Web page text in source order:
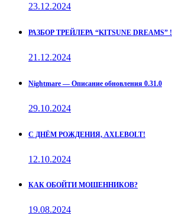
23.12.2024
РАЗБОР ТРЕЙЛЕРА “KITSUNE DREAMS” !
21.12.2024
Nightmare — Описание обновления 0.31.0
29.10.2024
С ДНЁМ РОЖДЕНИЯ, AXLEBOLT!
12.10.2024
КАК ОБОЙТИ МОШЕННИКОВ?
19.08.2024